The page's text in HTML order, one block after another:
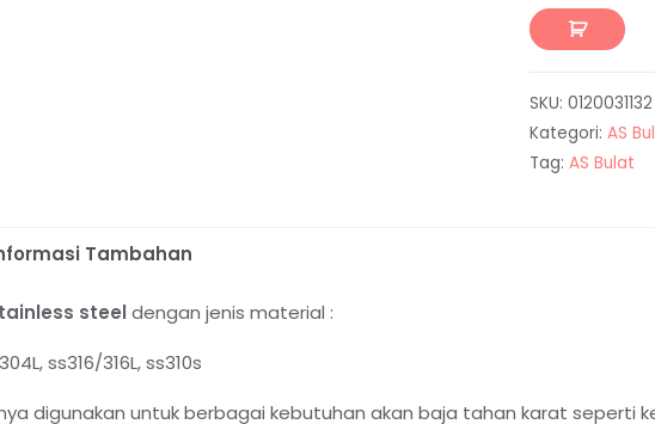
SKU: 0120031132
Kategori: AS
Tag: AS Bulat
Tambahan
steel dengan jenis material :
ss316/316L, ss310s
digunakan untuk berbagai kebutuhan akan baja tahan karat seperti